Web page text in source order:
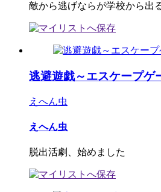
敵から逃げならが学校から出
逃避遊戯～エスケープゲ
えへん虫
えへん虫
脱出活劇、始めました